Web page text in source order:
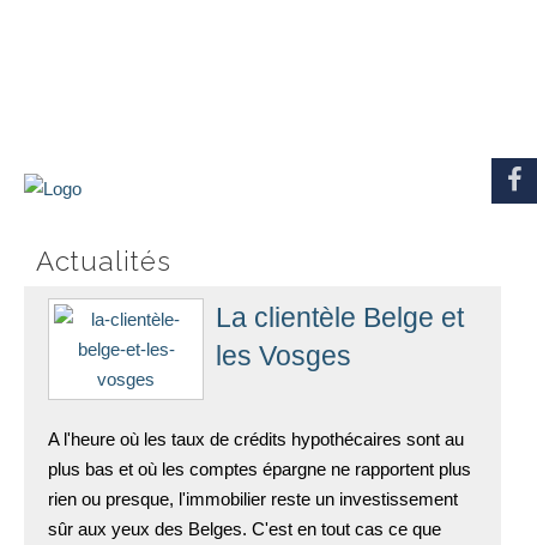
Actualités
La clientèle Belge et
les Vosges
A l'heure où les taux de crédits hypothécaires sont au
plus bas et où les comptes épargne ne rapportent plus
rien ou presque, l'immobilier reste un investissement
sûr aux yeux des Belges. C'est en tout cas ce que